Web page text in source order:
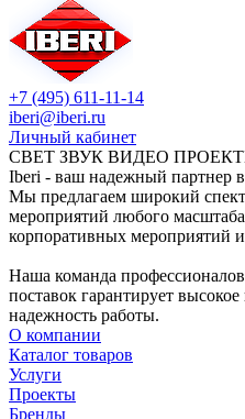
+7 (495) 611-11-14
iberi@iberi.ru
Личный кабинет
СВЕТ ЗВУК ВИДЕО
Iberi - ваш надежный партнер в
Мы предлагаем широкий
мероприятий любого
корпоративных мероприятий и
Наша команда
поставок гарантирует
надежность работы.
О компании
Каталог товаров
Услуги
Проекты
Бренды